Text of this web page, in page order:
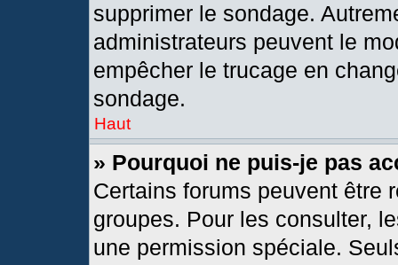
supprimer le sondage.
administrateurs peuvent le
empêcher le trucage en
sondage.
Haut
» Pourquoi ne puis-je pas
Certains forums peuvent être
groupes. Pour les consulter,
une permission spéciale.